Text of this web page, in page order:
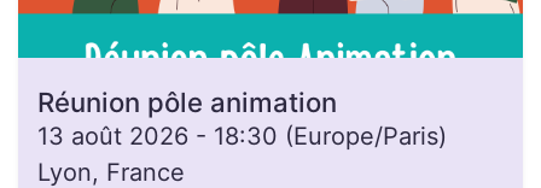
Réunion pôle animation
13 août 2026 - 18:30 (Europe/Paris)
Lyon, France